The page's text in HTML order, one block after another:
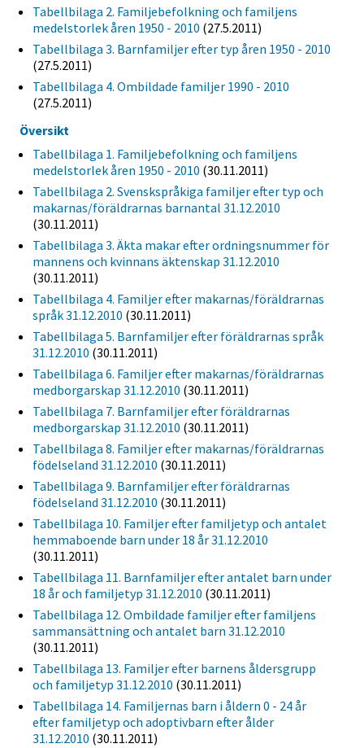
Tabellbilaga 2. Familjebefolkning och familjens
medelstorlek åren 1950 - 2010 (27.5.2011)
Tabellbilaga 3. Barnfamiljer efter typ åren 1950 - 2010
(27.5.2011)
Tabellbilaga 4. Ombildade familjer 1990 - 2010
(27.5.2011)
Översikt
Tabellbilaga 1. Familjebefolkning och familjens
medelstorlek åren 1950 - 2010 (30.11.2011)
Tabellbilaga 2. Svenskspråkiga familjer efter typ och
makarnas/föräldrarnas barnantal 31.12.2010
(30.11.2011)
Tabellbilaga 3. Äkta makar efter ordningsnummer för
mannens och kvinnans äktenskap 31.12.2010
(30.11.2011)
Tabellbilaga 4. Familjer efter makarnas/föräldrarnas
språk 31.12.2010 (30.11.2011)
Tabellbilaga 5. Barnfamiljer efter föräldrarnas språk
31.12.2010 (30.11.2011)
Tabellbilaga 6. Familjer efter makarnas/föräldrarnas
medborgarskap 31.12.2010 (30.11.2011)
Tabellbilaga 7. Barnfamiljer efter föräldrarnas
medborgarskap 31.12.2010 (30.11.2011)
Tabellbilaga 8. Familjer efter makarnas/föräldrarnas
födelseland 31.12.2010 (30.11.2011)
Tabellbilaga 9. Barnfamiljer efter föräldrarnas
födelseland 31.12.2010 (30.11.2011)
Tabellbilaga 10. Familjer efter familjetyp och antalet
hemmaboende barn under 18 år 31.12.2010
(30.11.2011)
Tabellbilaga 11. Barnfamiljer efter antalet barn under
18 år och familjetyp 31.12.2010 (30.11.2011)
Tabellbilaga 12. Ombildade familjer efter familjens
sammansättning och antalet barn 31.12.2010
(30.11.2011)
Tabellbilaga 13. Familjer efter barnens åldersgrupp
och familjetyp 31.12.2010 (30.11.2011)
Tabellbilaga 14. Familjernas barn i åldern 0 - 24 år
efter familjetyp och adoptivbarn efter ålder
31.12.2010 (30.11.2011)